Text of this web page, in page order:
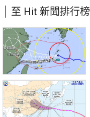
至 Hit 新聞排行榜